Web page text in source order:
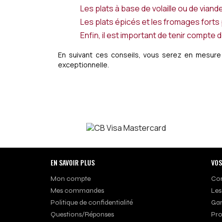
Les plats à base de volaille ou de
Les plats épicés et les fromages forts
Enfin, il est important de tenir compte
En suivant ces conseils, vous serez en
exceptionnelle.
EN SAVOIR PLUS
Mon compte
Mes commandes
Politique de confidentialité
Questions/Réponses